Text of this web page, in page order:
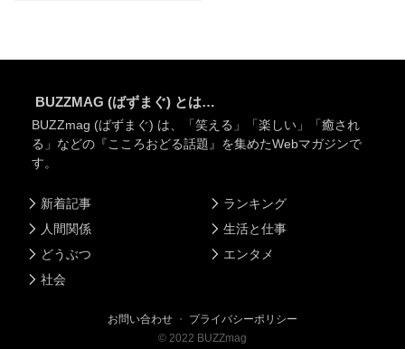
BUZZMAG (ばずまぐ) とは…
BUZZmag (ばずまぐ) は、「笑える」「楽しい」「癒され
る」などの『こころおどる話題』を集めたWebマガジンで
す。
新着記事
人間関係
どうぶつ
社会
ランキング
生活と仕事
エンタメ
お問い合わせ ・ プライバシーポリシー
© 2022 BUZZmag